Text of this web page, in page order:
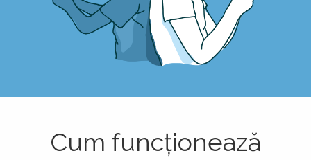
Cum funcționează